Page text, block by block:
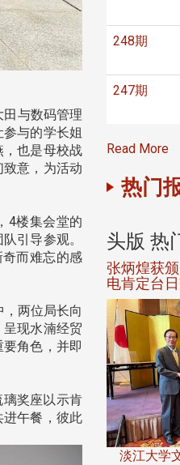
与数码管理
与的学长姐
也是母校战
意，为活动
4楼集会堂的
引导参观。
而难忘的感
两位局长向
现水湳经贸
角色，并即
奖座以示肯
午餐，彼此
248期
247期
Read More
热门
点
议改选案报部
头版 热
张炳煌获
电肯定台
淡江大学